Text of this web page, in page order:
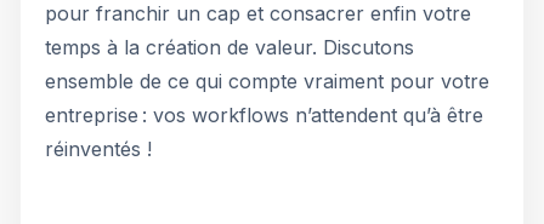
pour franchir un cap et consacrer enfin votre
temps à la création de valeur. Discutons
ensemble de ce qui compte vraiment pour votre
entreprise : vos workflows n’attendent qu’à être
réinventés !